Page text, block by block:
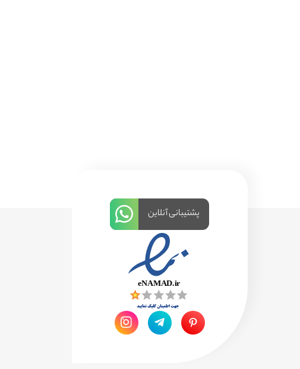
پشتیبانی آنلاین